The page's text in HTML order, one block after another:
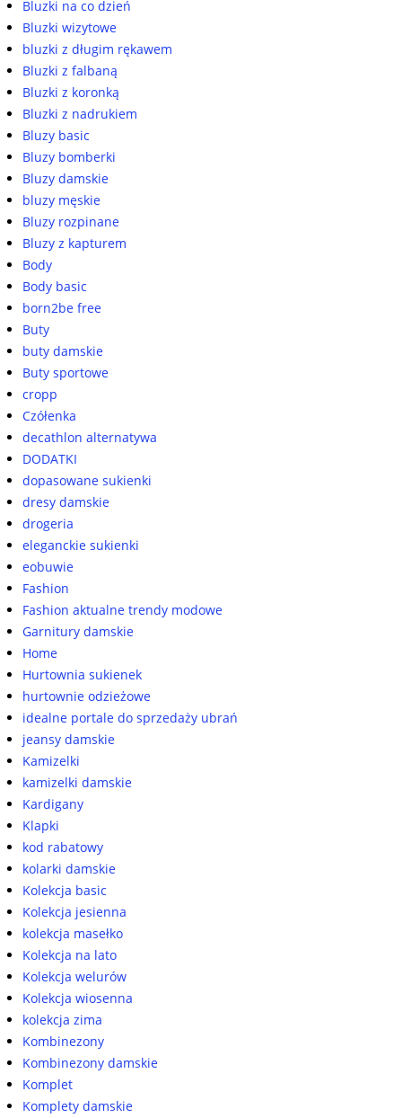
Bluzki na co dzień
Bluzki wizytowe
bluzki z długim rękawem
Bluzki z falbaną
Bluzki z koronką
Bluzki z nadrukiem
Bluzy basic
Bluzy bomberki
Bluzy damskie
bluzy męskie
Bluzy rozpinane
Bluzy z kapturem
Body
Body basic
born2be free
Buty
buty damskie
Buty sportowe
cropp
Czółenka
decathlon alternatywa
DODATKI
dopasowane sukienki
dresy damskie
drogeria
eleganckie sukienki
eobuwie
Fashion
Fashion aktualne trendy modowe
Garnitury damskie
Home
Hurtownia sukienek
hurtownie odzieżowe
idealne portale do sprzedaży ubrań
jeansy damskie
Kamizelki
kamizelki damskie
Kardigany
Klapki
kod rabatowy
kolarki damskie
Kolekcja basic
Kolekcja jesienna
kolekcja masełko
Kolekcja na lato
Kolekcja welurów
Kolekcja wiosenna
kolekcja zima
Kombinezony
Kombinezony damskie
Komplet
Komplety damskie